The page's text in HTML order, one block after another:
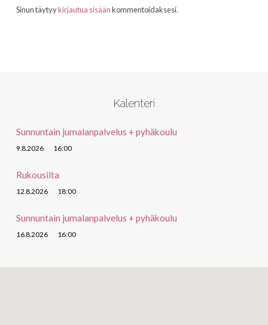
Sinun täytyykirjautua sisäänkommentoidaksesi.
Kalenteri
Sunnuntain jumalanpalvelus + pyhäkoulu
9.8.2026 16:00
Rukousilta
12.8.2026 18:00
Sunnuntain jumalanpalvelus + pyhäkoulu
16.8.2026 16:00